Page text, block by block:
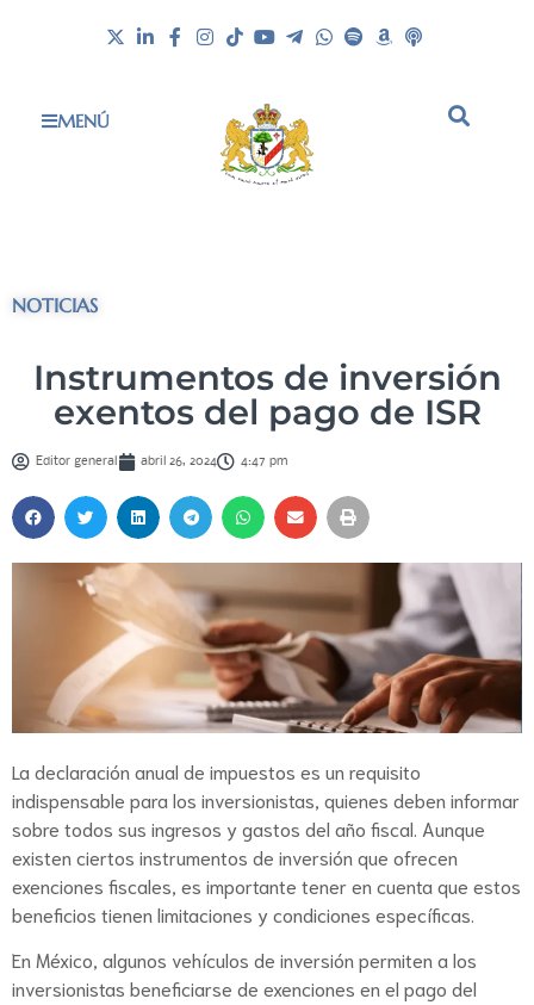
MENÚ
NOTICIAS
Instrumentos de inversión
exentos del pago de ISR
Editor general abril 26, 2024 4:47 pm
La declaración anual de impuestos es un requisito
indispensable para los inversionistas, quienes deben informar
sobre todos sus ingresos y gastos del año fiscal. Aunque
existen ciertos instrumentos de inversión que ofrecen
exenciones fiscales, es importante tener en cuenta que estos
beneficios tienen limitaciones y condiciones específicas.
En México, algunos vehículos de inversión permiten a los
inversionistas beneficiarse de exenciones en el pago del